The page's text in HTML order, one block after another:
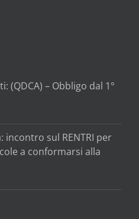
(QDCA) – Obbligo dal 1°
sul RENTRI per
a conformarsi alla